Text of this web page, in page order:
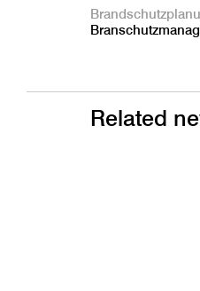
Related